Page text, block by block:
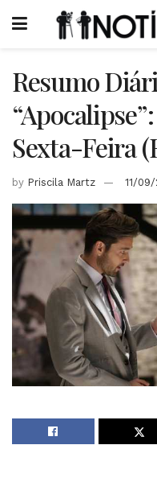
Resumo
Sexta-Feira
by Priscila Martz 11/